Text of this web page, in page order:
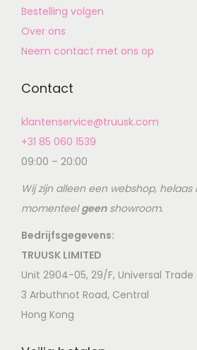
Bestelling volgen
Over ons
Neem contact met ons op
Contact
klantenservice@truusk.com
+31 85 060 1539
09:00 – 20:00
Wij zijn alleen een webshop, helaas
momenteelgeenshowroom.
Bedrijfsgegevens:
TRUUSK LIMITED
Unit 2904-05, 29/F, Universal
3 Arbuthnot Road, Central
Hong Kong